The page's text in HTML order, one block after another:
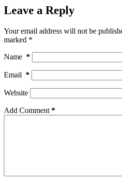
Leave a Reply
Your email address will not be
marked *
Name *
Email *
Website
Add Comment *